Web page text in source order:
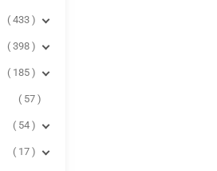
433
398
185
57
54
17